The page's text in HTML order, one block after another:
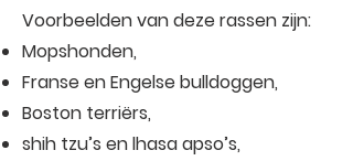
Voorbeelden van deze rassen zijn:
Mopshonden,
Franse en Engelse bulldoggen,
Boston terriërs,
shih tzu’s en lhasa apso’s,